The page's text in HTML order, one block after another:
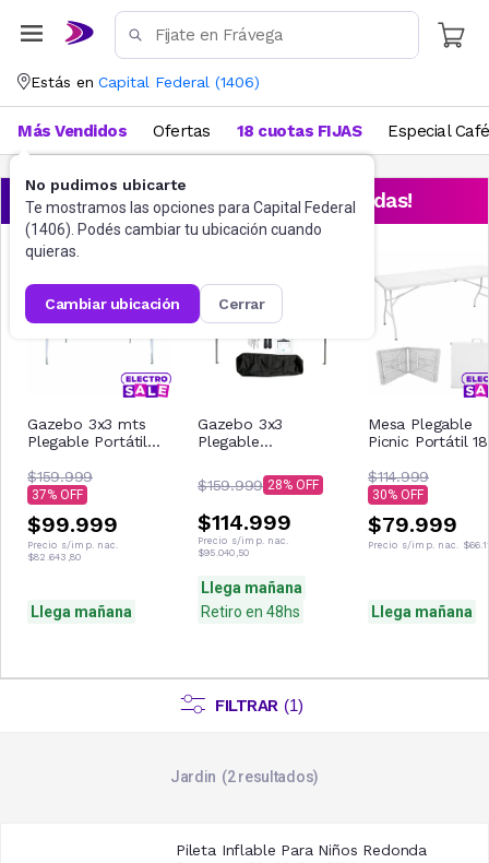
Estás en Capital Federal (1406)
No pudimos ubicarte
Te mostramos las opciones para Capital Federal
(1406). Podés cambiar tu ubicación cuando
quieras.
cambiar ubicación cerrar
Más Vendidos Ofertas 18 cuotas FIJAS Especial Café
¡Aprovechá las ofertas destacadas!
Gazebo 3x3 mts
Plegable Portátil
$159.999
37
$99.999
Precio s/imp. nac.
$82.643,80
Llega mañana
Gazebo 3x3
Plegable
Nictom Gp02 Azul
$159.999 28
$114.999
Precio s/imp. nac.
$95.040,50
Llega mañana
Retiro en 48hs
Mesa Plegable
Picnic Portátil
$114.999
30
$79.999
Precio s/imp. nac.
Llega mañana
FILTRAR (1)
Jardin 2resultados
Pileta Inflable Para Niños Redonda